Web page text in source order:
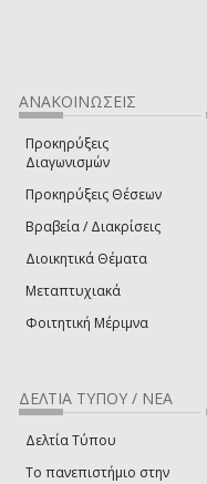
ΑΝΑΚΟΙΝΩΣΕΙΣ
Προκηρύξεις
Διαγωνισμών
Προκηρύξεις Θέσεων
Βραβεία / Διακρίσεις
Διοικητικά Θέματα
Μεταπτυχιακά
Φοιτητική Μέριμνα
ΔΕΛΤΙΑ ΤΥΠΟΥ / ΝΕΑ
Δελτία Τύπου
Το πανεπιστήμιο στην